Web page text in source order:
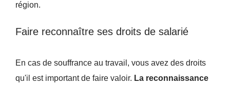
région.
Faire reconnaître ses droits de salarié
En cas de souffrance au travail, vous avez des droits
qu'il est important de faire valoir. La reconnaissance